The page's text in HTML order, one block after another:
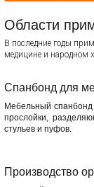
Области
В последние годы
медицине и народном
Спанбонд для
Мебельный спанбонд
прослойки,
стульев и пуфов.
Производство